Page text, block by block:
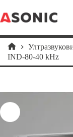
to
content
Home
IND-80-40 kHz